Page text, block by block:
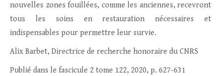
nouvelles zones fouillées, comme les anciennes, recevront
tous les soins en restauration nécessaires et
indispensables pour permettre leur survie.
Alix Barbet, Directrice de recherche honoraire du CNRS
Publié dans le fascicule 2 tome 122, 2020, p. 627-631